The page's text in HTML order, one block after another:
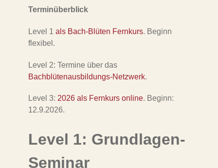
Terminüberblick
Level 1 als Bach-Blüten Fernkurs. Beginn
flexibel.
Level 2: Termine über das
Bachblütenausbildungs-Netzwerk.
Level 3: 2026 als Fernkurs online. Beginn:
12.9.2026.
Level 1: Grundlagen-
Seminar